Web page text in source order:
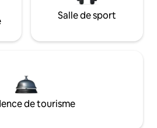
Salle de sport
de tourisme